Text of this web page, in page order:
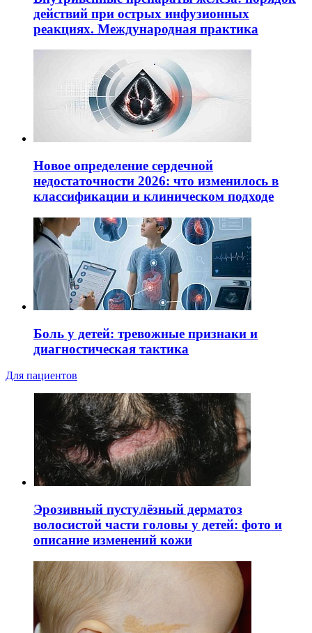
действий при острых инфузионных
реакциях. Международная практика
Новое определение сердечной
недостаточности 2026: что изменилось в
классификации и клиническом подходе
Боль у детей: тревожные признаки и
диагностическая тактика
Для пациентов
Эрозивный пустулёзный дерматоз
волосистой части головы у детей: фото и
описание изменений кожи